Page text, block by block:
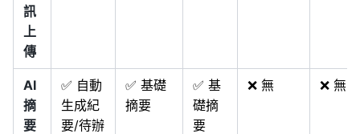
訊
上
傳
AI
摘
要
✅ 自動
生成紀
要/待辦
✅ 基礎
摘要
✅ 基
礎摘
要
❌ 無 ❌ 無